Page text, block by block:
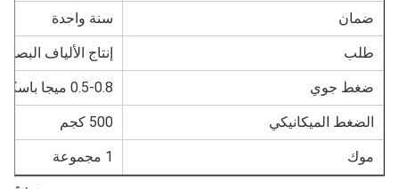
سنة واحدة
إنتاج الألياف البصرية
جوي 0.5-0.8 ميجا باسكال
الميكانيكي